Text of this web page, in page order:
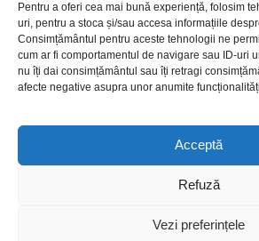
Pentru a oferi cea mai bună experiență, folosim
uri, pentru a stoca și/sau accesa informațiile
Consimțământul pentru aceste tehnologii ne
cum ar fi comportamentul de navigare sau ID-uri
nu îți dai consimțământul sau îți retragi
afecte negative asupra unor anumite
Acceptă
Refuză
Vezi preferințele
Contact
Politica de confidențialitate
Politică cookie-uri (UE)